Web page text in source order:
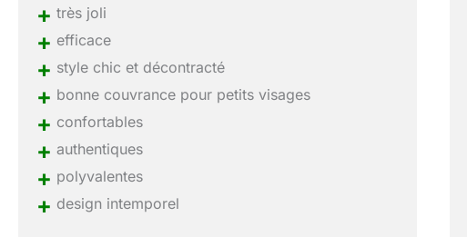
+ très joli
+ efficace
+ style chic et décontracté
+ bonne couvrance pour petits visages
+ confortables
+ authentiques
+ polyvalentes
+ design intemporel